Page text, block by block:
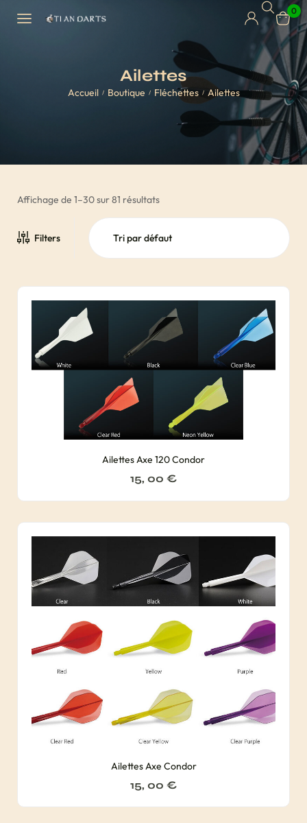
0
Ailettes
Accueil / Boutique / Fléchettes / Ailettes
Affichage de 1–30 sur 81 résultats
Filters
Ailettes Axe 120 Condor
15, 00 €
Ailettes Axe Condor
15, 00 €